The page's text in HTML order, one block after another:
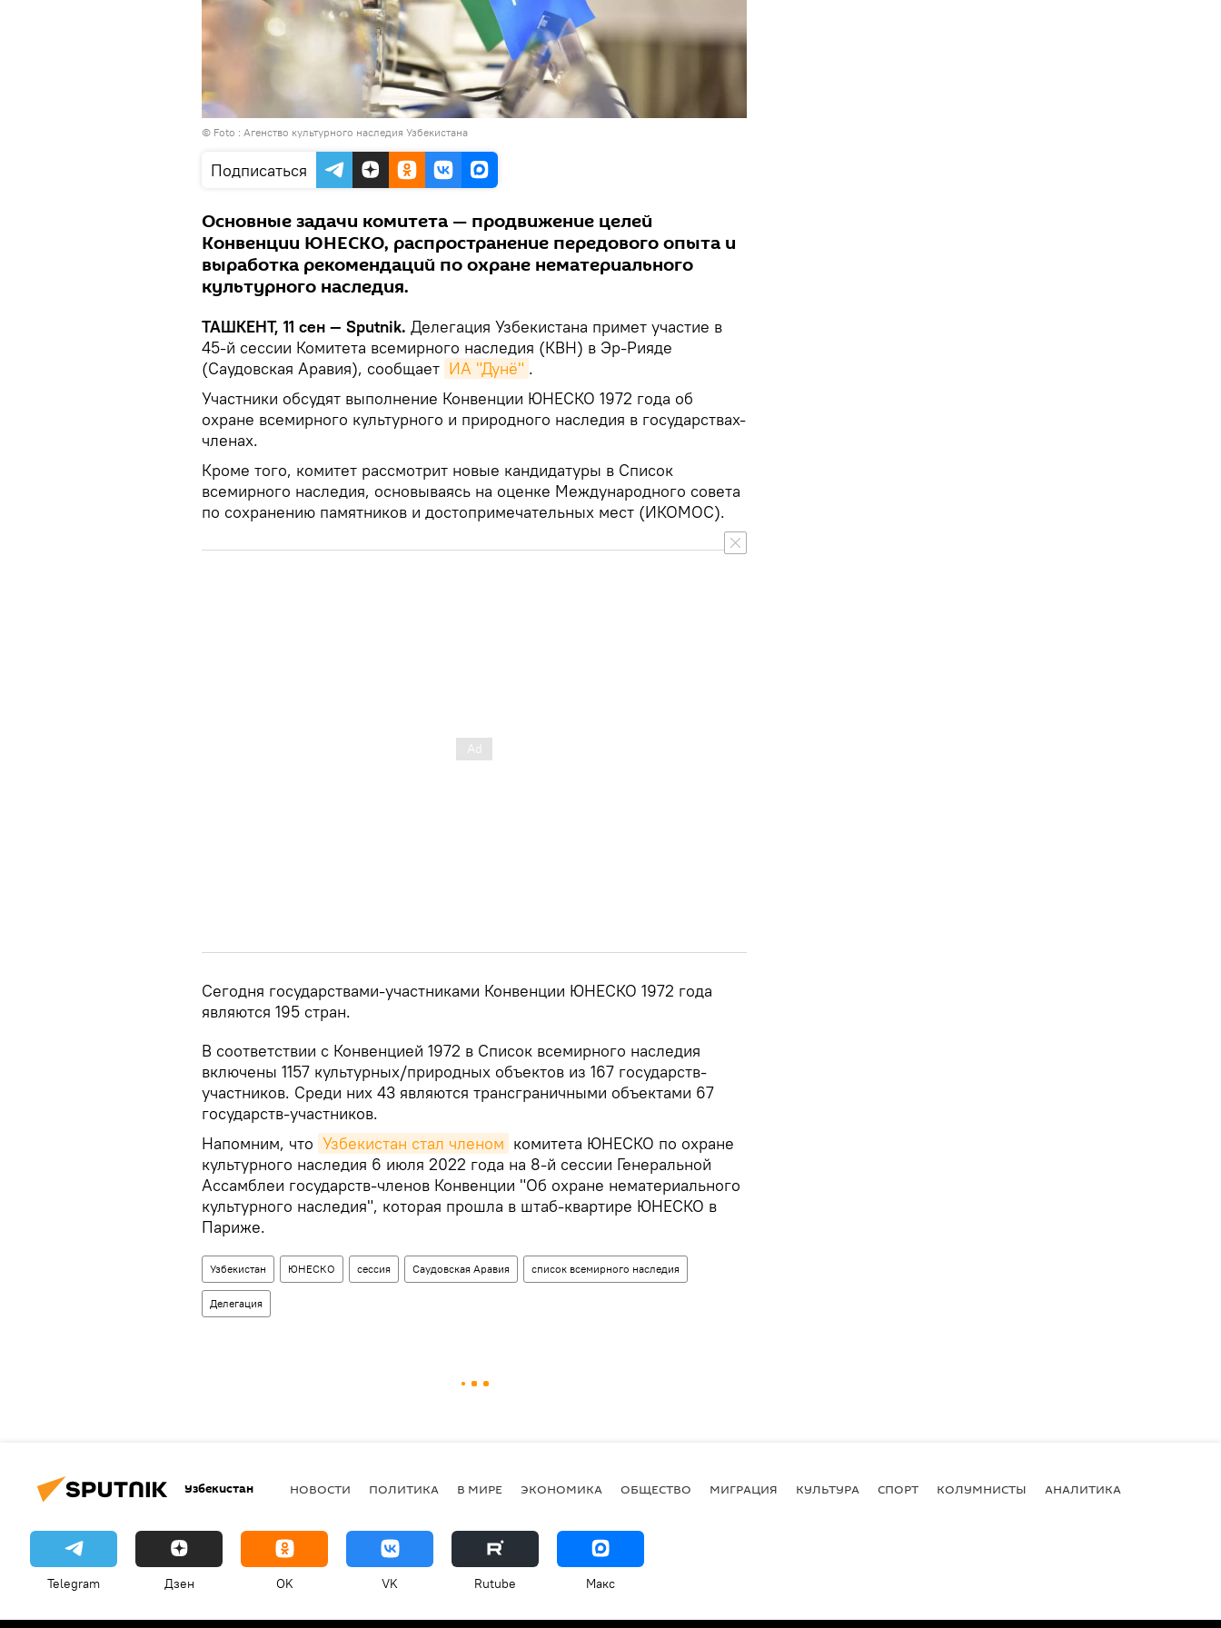
© Foto : Агенство культурного наследия Узбекистана
Подписаться
Основные задачи комитета — продвижение целей
Конвенции ЮНЕСКО, распространение передового опыта и
выработка рекомендаций по охране нематериального
культурного наследия.
ТАШКЕНТ, 11 сен — Sputnik. Делегация Узбекистана примет участие в
45-й сессии Комитета всемирного наследия (КВН) в Эр-Рияде
(Саудовская Аравия), сообщает ИА "Дунё" .
Участники обсудят выполнение Конвенции ЮНЕСКО 1972 года об
охране всемирного культурного и природного наследия в государствах-
членах.
Кроме того, комитет рассмотрит новые кандидатуры в Список
всемирного наследия, основываясь на оценке Международного совета
по сохранению памятников и достопримечательных мест (ИКОМОС).
Сегодня государствами-участниками Конвенции ЮНЕСКО 1972 года
являются 195 стран.
В соответствии с Конвенцией 1972 в Список всемирного наследия
включены 1157 культурных/природных объектов из 167 государств-
участников. Среди них 43 являются трансграничными объектами 67
государств-участников.
Напомним, что Узбекистан стал членом комитета ЮНЕСКО по охране
культурного наследия 6 июля 2022 года на 8-й сессии Генеральной
Ассамблеи государств-членов Конвенции "Об охране нематериального
культурного наследия", которая прошла в штаб-квартире ЮНЕСКО в
Париже.
Узбекистан ЮНЕСКО сессия Саудовская Аравия список всемирного наследия
Делегация
Узбекистан НОВОСТИ ПОЛИТИКА В МИРЕ ЭКОНОМИКА ОБЩЕСТВО МИГРАЦИЯ КУЛЬТУРА СПОРТ КОЛУМНИСТЫ АНАЛИТИКА
Telegram Дзен OK VK Rutube Макс